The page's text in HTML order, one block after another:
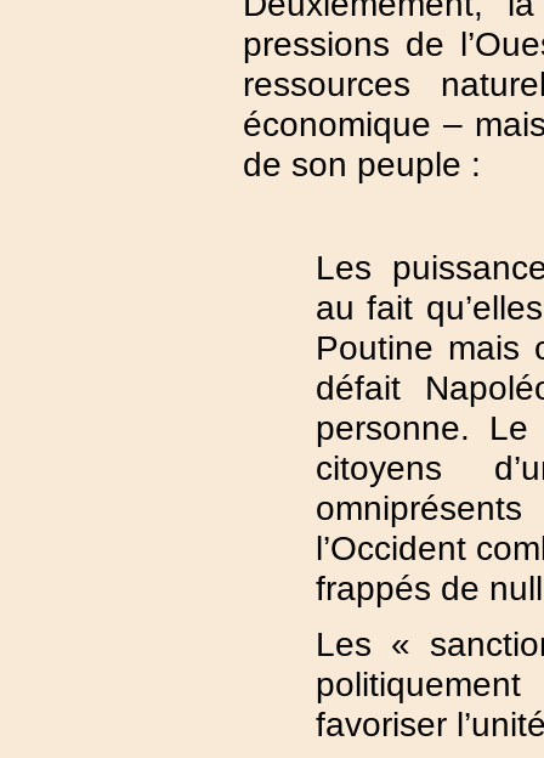
pressions de
ressources
économique –
de son peuple :
Les
au fait
Poutine
défait
personne.
citoyens
l’Occident
frappés de
Les «
favoriser